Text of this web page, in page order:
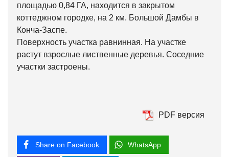
площадью 0,84 ГА, находится в закрытом
коттеджном городке, на 2 км. Большой Дамбы в
Конча-Заспе.
Поверхность участка равнинная. На участке
растут взрослые лиственные деревья. Соседние
участки застроены.
PDF версия
Share on Facebook WhatsApp